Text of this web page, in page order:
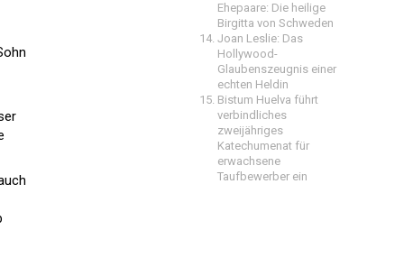
Ehepaare: Die heilige
Birgitta von Schweden
Joan Leslie: Das
Hollywood-
Glaubenszeugnis einer
echten Heldin
Bistum Huelva führt
verbindliches
zweijähriges
Katechumenat für
erwachsene
Taufbewerber ein